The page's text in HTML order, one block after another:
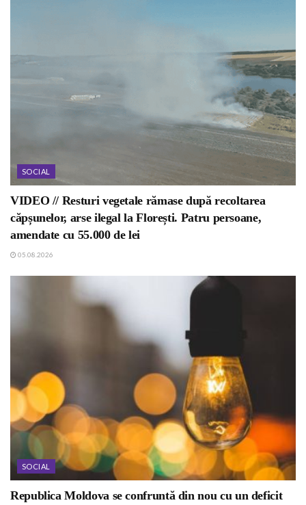
SOCIAL
VIDEO // Resturi vegetale rămase după recoltarea
căpșunelor, arse ilegal la Florești. Patru persoane,
amendate cu 55.000 de lei
05.08.2026
SOCIAL
Republica Moldova se confruntă din nou cu un deficit